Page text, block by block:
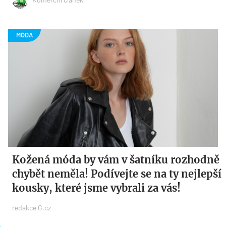
Kožená móda by vám v šatníku rozhodně
chybět neměla! Podívejte se na ty nejlepší
kousky, které jsme vybrali za vás!
redakce G.cz